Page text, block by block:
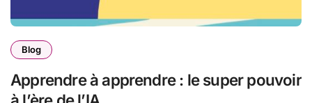
Blog
Apprendre à apprendre : le super pouvoir